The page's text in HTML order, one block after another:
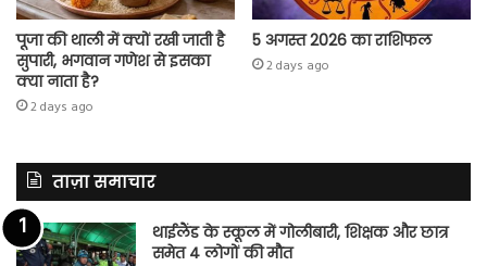
पूजा की थाली में क्यों रखी जाती है
सुपारी, भगवान गणेश से इसका
क्या नाता है?
2 days ago
5 अगस्त 2026 का राशिफल
2 days ago
ताज़ा समाचार
थाईलैंड के स्कूल में गोलीबारी, शिक्षक और छात्र
समेत 4 लोगों की मौत